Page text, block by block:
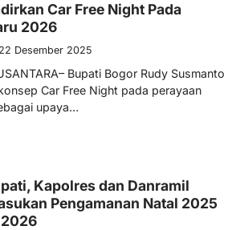
Car Free Night Pada
2026
22 Desember 2025
Bupati Bogor Rudy Susmanto
Car Free Night pada perayaan
upaya…
Kapolres dan Danramil
Pengamanan Natal 2025